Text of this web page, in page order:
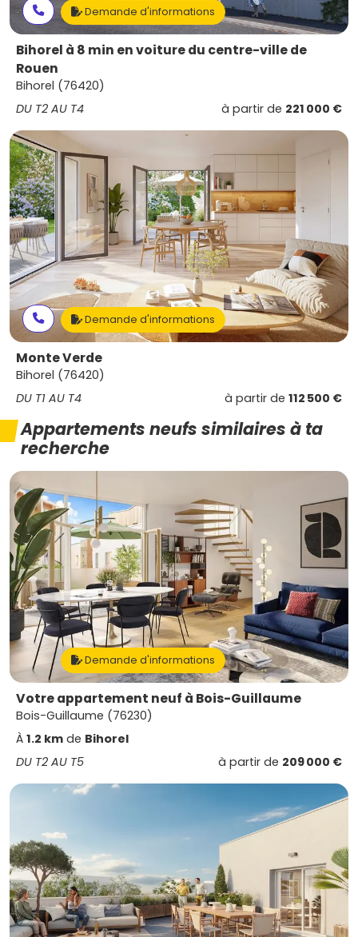
Demande d'informations
Bihorel à 8 min en voiture du centre-ville de
Rouen
Bihorel (76420)
DU T2 AU T4
à partir de 221 000 €
Demande d'informations
Monte Verde
Bihorel (76420)
DU T1 AU T4
à partir de 112 500 €
Appartements neufs similaires à ta
recherche
Demande d'informations
Votre appartement neuf à Bois-Guillaume
Bois-Guillaume (76230)
À 1.2 km de Bihorel
DU T2 AU T5
à partir de 209 000 €